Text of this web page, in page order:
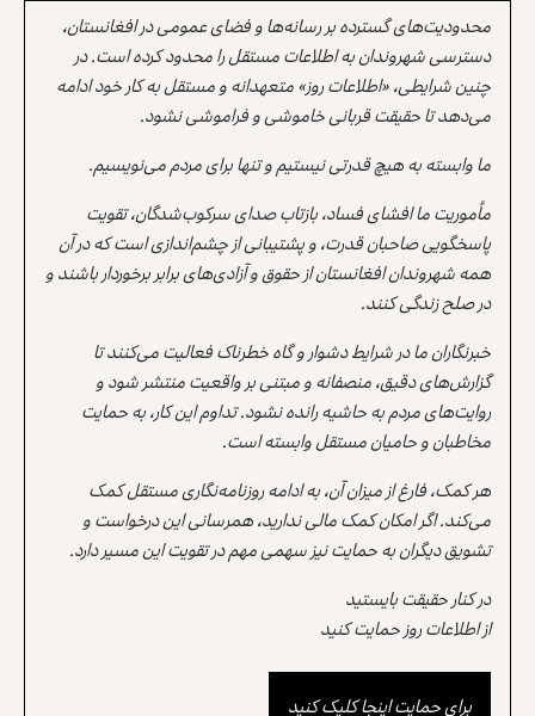
محدودیت‌های گسترده بر رسانه‌ها و فضای عمومی در افغانستان،
دسترسی شهروندان به اطلاعات مستقل را محدود کرده است. در
چنین شرایطی، «اطلاعات روز» متعهدانه و مستقل به کار خود ادامه
می‌دهد تا حقیقت قربانی خاموشی و فراموشی نشود.
ما وابسته به هیچ قدرتی نیستیم و تنها برای مردم می‌نویسیم.
مأموریت ما افشای فساد، بازتاب صدای سرکوب‌شدگان، تقویت
پاسخگویی صاحبان قدرت، و پشتیبانی از چشم‌اندازی است که در آن
همه شهروندان افغانستان از حقوق و آزادی‌های برابر برخوردار باشند و
در صلح زندگی کنند.
خبرنگاران ما در شرایط دشوار و گاه خطرناک فعالیت می‌کنند تا
گزارش‌های دقیق، منصفانه و مبتنی بر واقعیت منتشر شود و
روایت‌های مردم به حاشیه رانده نشود. تداوم این کار، به حمایت
مخاطبان و حامیان مستقل وابسته است.
هر کمک، فارغ از میزان آن، به ادامه روزنامه‌نگاری مستقل کمک
می‌کند. اگر امکان کمک مالی ندارید، همرسانی این درخواست و
تشویق دیگران به حمایت نیز سهمی مهم در تقویت این مسیر دارد.
در کنار حقیقت بایستید
از اطلاعات روز حمایت کنید
برای حمایت اینجا کلیک کنید